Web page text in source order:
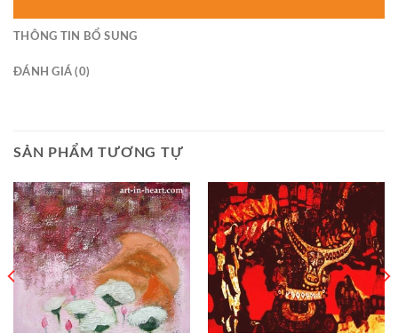
THÔNG TIN BỔ SUNG
ĐÁNH GIÁ (0)
SẢN PHẨM TƯƠNG TỰ